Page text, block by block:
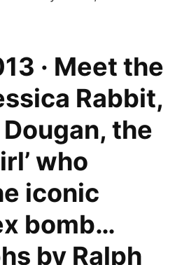
· Meet the
Rabbit,
the
who
iconic
bomb…
by Ralph